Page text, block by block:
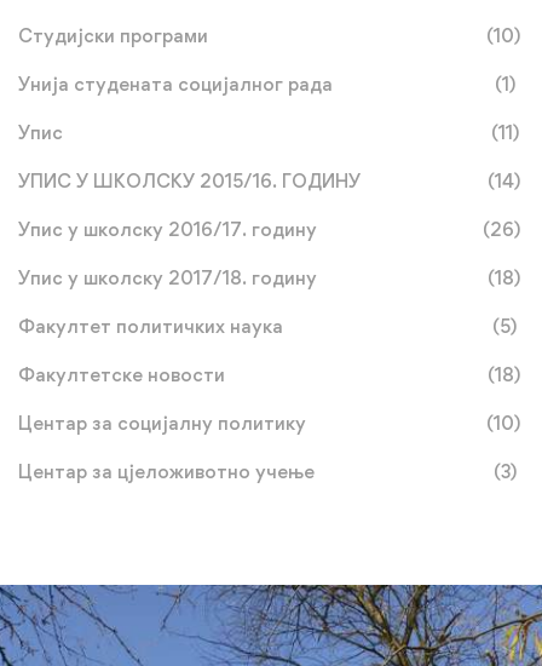
Студијски програми (10)
Унија студената социјалног рада (1)
Упис (11)
УПИС У ШКОЛСКУ 2015/16. ГОДИНУ (14)
Упис у школску 2016/17. годину (26)
Упис у школску 2017/18. годину (18)
Факултет политичких наука (5)
Факултетске новости (18)
Центар за социјалну политику (10)
Центар за цјеложивотно учење (3)